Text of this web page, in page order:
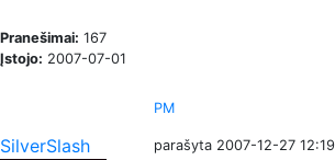
Pranešimai: 167
Įstojo: 2007-07-01
PM
SilverSlash parašyta 2007-12-27 12:19